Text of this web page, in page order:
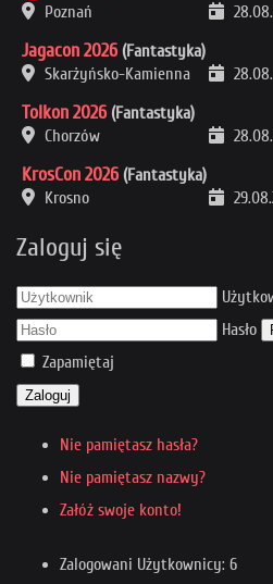
Poznań
Jagacon 2026 (Fantastyka)
Skarżyńsko-Kamienna
Tolkon 2026 (Fantastyka)
Chorzów
KrosCon 2026 (Fantastyka)
Krosno
Zaloguj się
Hasło
Zapamiętaj
Zaloguj
Nie pamiętasz hasła?
Nie pamiętasz nazwy?
Załóż swoje konto!
Zalogowani Użytkownicy: 6